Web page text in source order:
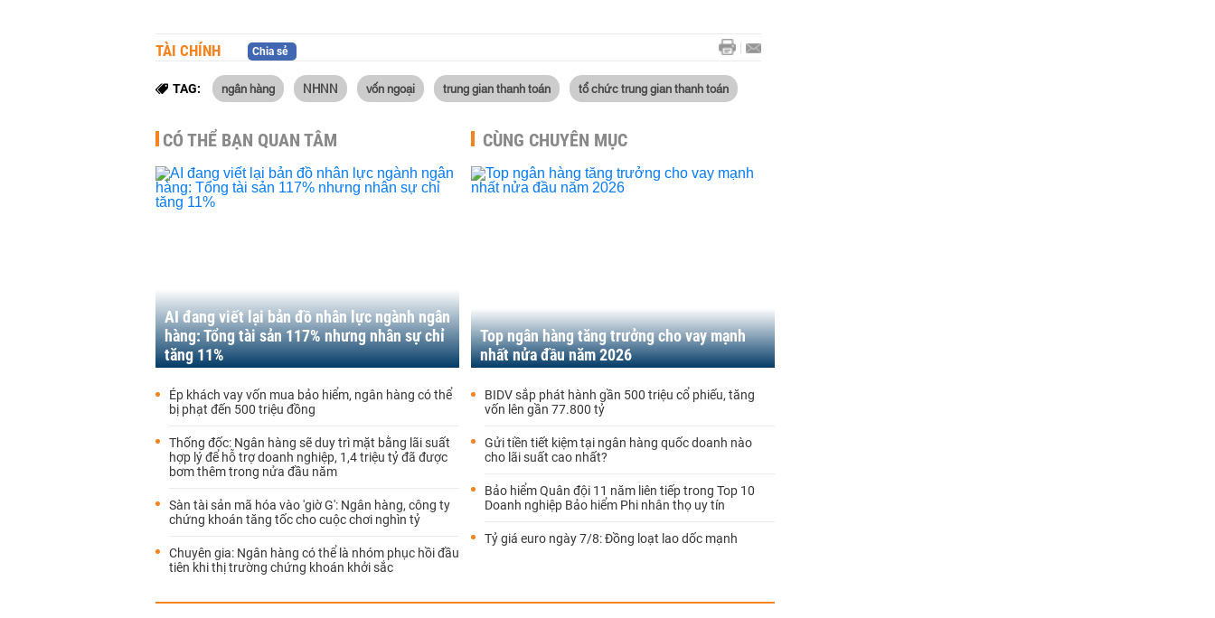
TÀI CHÍNH Chia sẻ
TAG: ngân hàng NHNN vốn ngoại trung gian thanh toán tổ chức trung gian thanh toán
CÓ THỂ BẠN QUAN TÂM
AI đang viết lại bản đồ nhân lực ngành ngân
hàng: Tổng tài sản 117% nhưng nhân sự chỉ
tăng 11%
Ép khách vay vốn mua bảo hiểm, ngân hàng có thể
bị phạt đến 500 triệu đồng
Thống đốc: Ngân hàng sẽ duy trì mặt bằng lãi suất
hợp lý để hỗ trợ doanh nghiệp, 1,4 triệu tỷ đã được
bơm thêm trong nửa đầu năm
Sàn tài sản mã hóa vào 'giờ G': Ngân hàng, công ty
chứng khoán tăng tốc cho cuộc chơi nghìn tỷ
Chuyên gia: Ngân hàng có thể là nhóm phục hồi đầu
tiên khi thị trường chứng khoán khởi sắc
CÙNG CHUYÊN MỤC
Top ngân hàng tăng trưởng cho vay mạnh
nhất nửa đầu năm 2026
BIDV sắp phát hành gần 500 triệu cổ phiếu, tăng
vốn lên gần 77.800 tỷ
Gửi tiền tiết kiệm tại ngân hàng quốc doanh nào
cho lãi suất cao nhất?
Bảo hiểm Quân đội 11 năm liên tiếp trong Top 10
Doanh nghiệp Bảo hiểm Phi nhân thọ uy tín
Tỷ giá euro ngày 7/8: Đồng loạt lao dốc mạnh